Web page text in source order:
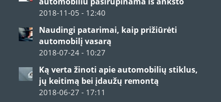
2018-11-05 - 12:40
Naudingi patarimai, kaip prižiūrėti
automobilį vasarą
2018-07-24 - 10:27
Ką verta žinoti apie automobilių stiklus,
jų keitimą bei įdaužų remontą
2018-06-27 - 17:11